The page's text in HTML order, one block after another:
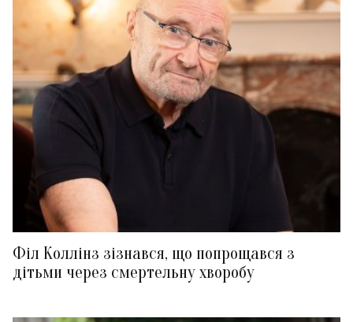
Філ Коллінз зізнався, що попрощався з
дітьми через смертельну хворобу